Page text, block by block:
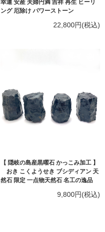
幸運 安産 夫婦円満 吉祥 再生 ヒーリ
ング 厄除け パワーストーン
22,800円(税込)
【 隠岐の島産黒曜石 かっこみ加工 】
おき こくようせき ブシディアン 天
然石 限定 一点物天然石 名工の逸品
9,800円(税込)